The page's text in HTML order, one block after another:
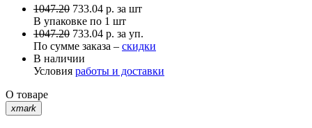
1047.20 733.04 р. за шт
В упаковке по 1 шт
1047.20 733.04 р. за уп.
По сумме заказа – скидки
В наличии
Условия работы и доставки
О товаре
xmark